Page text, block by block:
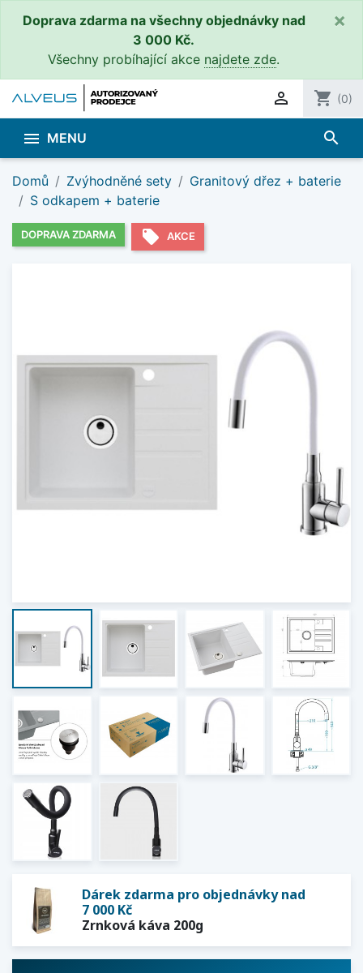
Doprava zdarma na všechny objednávky nad
3 000 Kč.
Všechny probíhající akce najdete zde.
×
 shopping_cart (0)
 MENU search
Domů Zvýhodněné sety
Granitový dřez + baterie
S odkapem + baterie
DOPRAVA ZDARMA local_offer AKCE
Dárek zdarma pro objednávky nad
7 000 Kč
Zrnková káva 200g